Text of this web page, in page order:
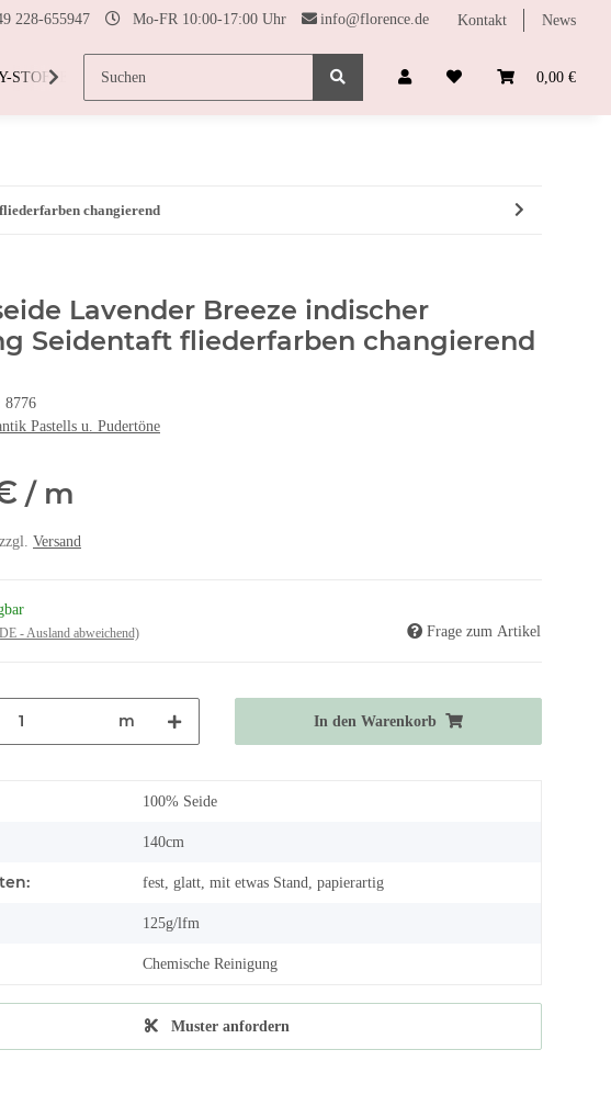
228-655947 Mo-FR 10:00-17:00 Uhr info@florence.de Kontakt News
0,00 €
STOFFE SONDERPREISE FARBHARMONIE FUNDGRUBE
changierend
Lavender Breeze indischer
Seidentaft fliederfarben changierend
8776
Pastells u. Pudertöne
/ m
Versand
- Ausland abweichend) Frage zum Artikel
m In den Warenkorb
100% Seide
140cm
fest, glatt, mit etwas Stand, papierartig
125g/lfm
Chemische Reinigung
Muster anfordern